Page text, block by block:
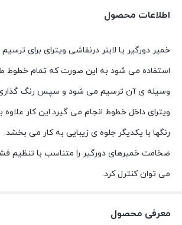
اطلاعات محصول
خمیر دورگیر یا لاینر درنقاشی ویترای برای
استفاده می شود به این صورت که تمام خطوط
وسیله ی آن ترسیم می شود و سپس رنگ
ویترای داخل خطوط انجام می گیرد.این کار علاوه
رنگها با یکدیگر جلوه ی زیبایی به کار می بخشد.
ضخامت خمیرهای دورگیر را متناسب با تنظیم
می توان کنترل کرد.
معرفی محصول